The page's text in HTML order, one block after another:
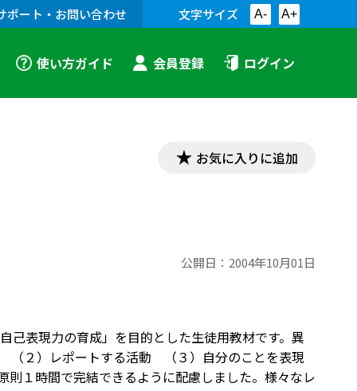
ポート・お問い合わせ 文字サイズ A- A+
使い方ガイド 会員登録 ログイン
お気に入りに追加
公開日： 2004年10月01日
己表現力の育成」を目的とした生徒用教材です。異
（２）レポートする活動 （３）自分のことを表現
則１時間で完結できるように配慮しました。様々なレ